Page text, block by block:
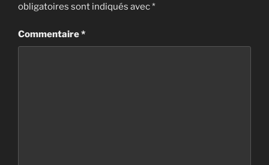
obligatoires sont indiqués avec*
Commentaire*